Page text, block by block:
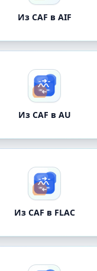
Из CAF в AIF
Из CAF в AU
Из CAF в FLAC